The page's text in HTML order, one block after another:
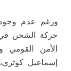
ورغم عدم
حركة الشحن في
الأمن القومي
إسماعيل